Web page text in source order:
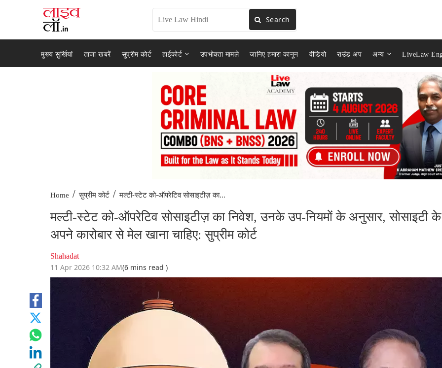
Search
मुख्य सुर्खियां ताजा खबरें सुप्रीम कोर्ट हाईकोर्ट उपभोक्ता मामले जानिए हमारा कानून वीडियो राउंड अप अन्य LiveLaw
Home / सुप्रीम कोर्ट / मल्टी-स्टेट को-ऑपरेटिव सोसाइटीज़ का...
मल्टी-स्टेट को-ऑपरेटिव सोसाइटीज़ का निवेश, उनके उप-नियमों के अनुसार, सोसाइटी के
अपने कारोबार से मेल खाना चाहिए: सुप्रीम कोर्ट
Shahadat
11 Apr 2026 10:32 AM(6 mins read )